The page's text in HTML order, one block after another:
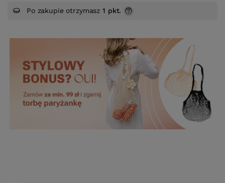
Po zakupie otrzymasz1 pkt.